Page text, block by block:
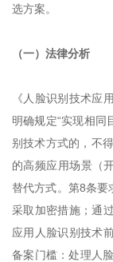
选方案。
（一）法律分析
《人脸识别技术应
明确规定“实现相同
别技术方式的，不
的高频应用场景（
替代方式。第8条要
采取加密措施；通
应用人脸识别技术
备案门槛：处理人